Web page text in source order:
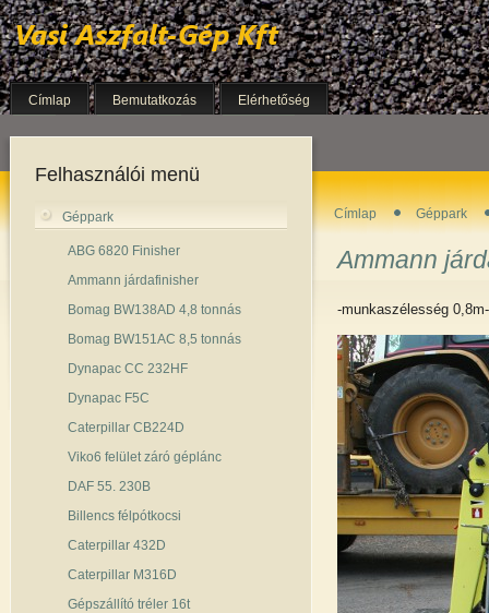
Címlap Bemutatkozás Elérhetőség
Felhasználói menü
Géppark
ABG 6820 Finisher
Ammann járdafinisher
Bomag BW138AD 4,8 tonnás
Bomag BW151AC 8,5 tonnás
Dynapac CC 232HF
Dynapac F5C
Caterpillar CB224D
Viko6 felület záró géplánc
DAF 55. 230B
Billencs félpótkocsi
Caterpillar 432D
Caterpillar M316D
Gépszállító tréler 16t
Címlap Géppark
Ammann
-munkaszélesség